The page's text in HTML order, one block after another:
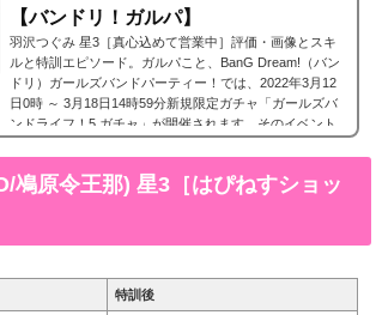
【バンドリ！ガルパ】
羽沢つぐみ 星3［真心込めて営業中］評価・画像とスキ
ルと特訓エピソード。ガルパこと、BanG Dream!（バン
ドリ）ガールズバンドパーティー！では、2022年3月12
日0時 ～ 3月18日14時59分新規限定ガチャ「ガールズバ
ンドライフ！5 ガチャ」が開催されます。そのイベント
星3［真心込めて営業中］の画像と特技と評価のまとめで
鳰原令王那) 星3［はぴねすショッ
特訓後